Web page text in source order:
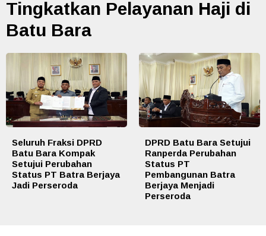
Tingkatkan Pelayanan Haji di
Batu Bara
Seluruh Fraksi DPRD
Batu Bara Kompak
Setujui Perubahan
Status PT Batra Berjaya
Jadi Perseroda
DPRD Batu Bara Setujui
Ranperda Perubahan
Status PT
Pembangunan Batra
Berjaya Menjadi
Perseroda